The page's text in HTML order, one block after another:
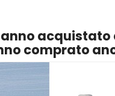
acquistato
comprato